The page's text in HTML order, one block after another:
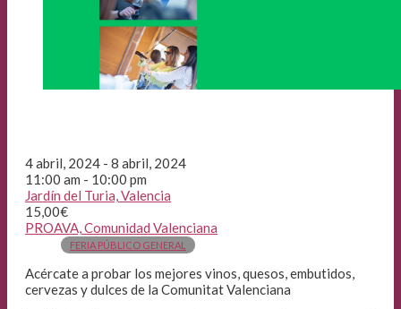
4 abril, 2024 - 8 abril, 2024
11:00 am - 10:00 pm
Jardín del Turia, Valencia
15,00€
PROAVA, Comunidad Valenciana
FERIA PÚBLICO GENERAL
Acércate a probar los mejores vinos, quesos, embutidos,
cervezas y dulces de la Comunitat Valenciana